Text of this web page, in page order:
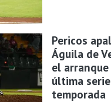
Pericos
Águila de
el
última
temporada